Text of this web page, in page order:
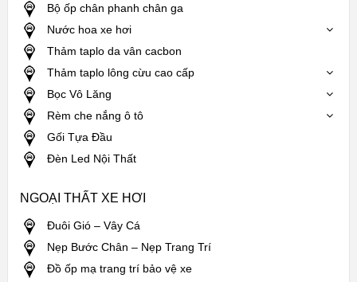
Bộ ốp chân phanh chân ga
Nước hoa xe hơi
Thảm taplo da vân cacbon
Thảm taplo lông cừu cao cấp
Bọc Vô Lăng
Rèm che nắng ô tô
Gối Tựa Đầu
Đèn Led Nội Thất
NGOẠI THẤT XE HƠI
Đuôi Gió – Vây Cá
Nẹp Bước Chân – Nẹp Trang Trí
Đồ ốp mạ trang trí bảo vệ xe